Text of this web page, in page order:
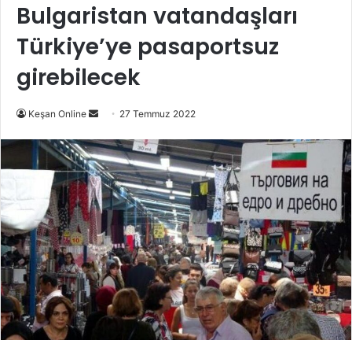
Bulgaristan vatandaşları
Türkiye’ye pasaportsuz
girebilecek
Keşan Online
Bir
posta
göndermek
27 Temmuz 2022